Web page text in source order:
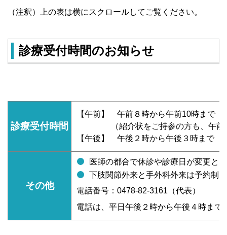
（注釈）上の表は横にスクロールしてご覧ください。
診療受付時間のお知らせ
診療受付時間
【午前】 午前８時から午前10時まで
（紹介状をご持参の方も、午前10
【午後】 午後２時から午後３時まで
その他
医師の都合で休診や診療日が変更と
下肢関節外来と手外科外来は予約制
電話番号：0478-82-3161（代表）
電話は、平日午後２時から午後４時まで